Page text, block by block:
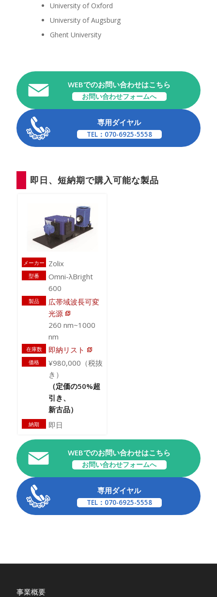
University of Oxford
University of Augsburg
Ghent University
WEBでのお問い合わせはこちら
お問い合わせフォームへ
専用ダイヤル
TEL：070-6925-5558
即日、短納期で購入可能な製品
メーカー Zolix
型番
Omni-λBright
600
製品
広帯域波長可変
光源
260 nm~1000
nm
在庫数 即納リスト
価格
¥980,000（税抜
き）
（定価の50%超
引き、
新古品）
納期 即日
WEBでのお問い合わせはこちら
お問い合わせフォームへ
専用ダイヤル
TEL：070-6925-5558
事業概要